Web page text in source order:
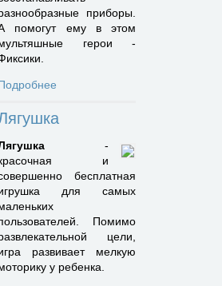
приборы.
помогут ему в этом
герои -
-
и
бесплатная
для самых
Помимо
цели,
развивает мелкую
у ребенка.